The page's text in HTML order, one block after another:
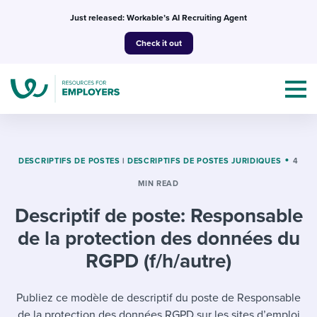
Just released: Workable’s AI Recruiting Agent
Check it out
I NEED HELP WITH...
Mobilizing AI in my work
Templates & Guides
I WANT...
I’m a jobseeker
Attend webinars & events
DESCRIPTIFS DE POSTES | DESCRIPTIFS DE POSTES JURIDIQUES 4
MIN READ
Descriptif de poste: Responsable
de la protection des données du
RGPD (f/h/autre)
Publiez ce modèle de descriptif du poste de Responsable